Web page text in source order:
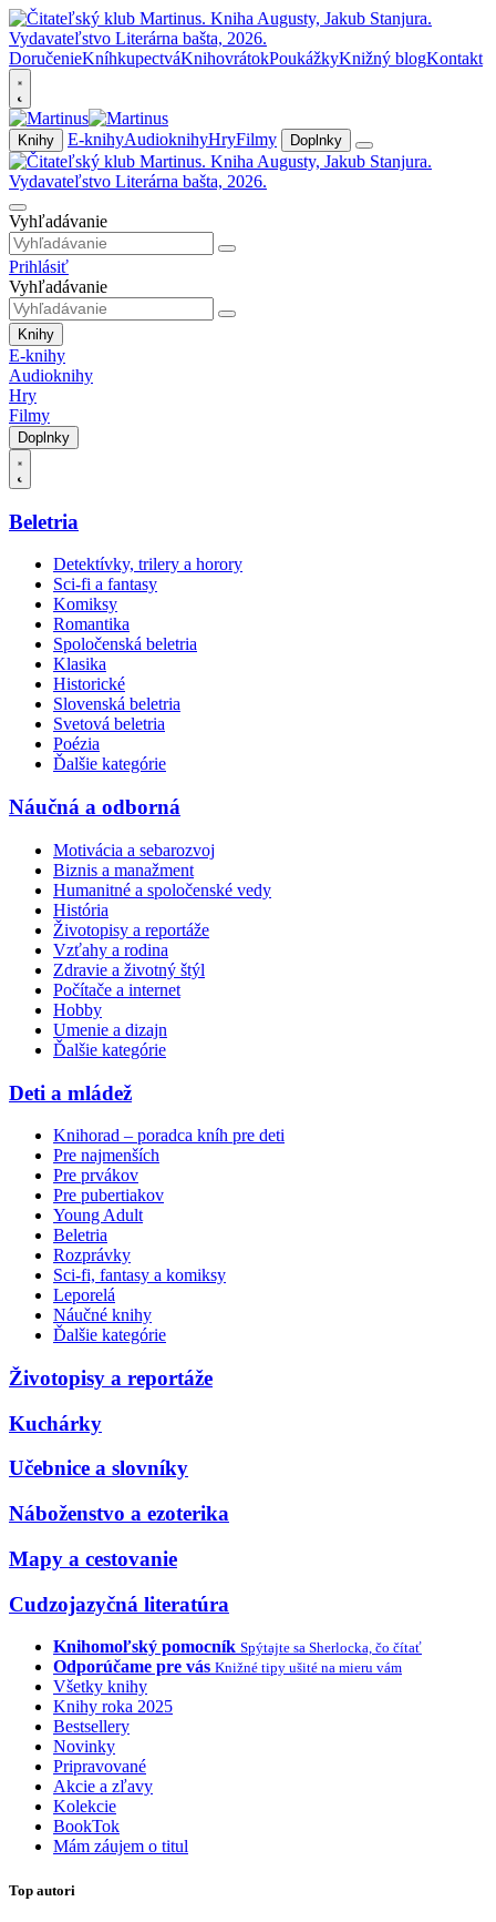
DoručenieKníhkupectváKnihovrátokPoukážkyKnižný blogKontakt
Knihy E-knihyAudioknihyHryFilmy Doplnky
Vyhľadávanie
Prihlásiť
Vyhľadávanie
Knihy
E-knihy
Audioknihy
Hry
Filmy
Doplnky
Beletria
Detektívky, trilery a horory
Sci-fi a fantasy
Komiksy
Romantika
Spoločenská beletria
Klasika
Historické
Slovenská beletria
Svetová beletria
Poézia
Ďalšie kategórie
Náučná a odborná
Motivácia a sebarozvoj
Biznis a manažment
Humanitné a spoločenské vedy
História
Životopisy a reportáže
Vzťahy a rodina
Zdravie a životný štýl
Počítače a internet
Hobby
Umenie a dizajn
Ďalšie kategórie
Deti a mládež
Knihorad – poradca kníh pre deti
Pre najmenších
Pre prvákov
Pre pubertiakov
Young Adult
Beletria
Rozprávky
Sci-fi, fantasy a komiksy
Leporelá
Náučné knihy
Ďalšie kategórie
Životopisy a reportáže
Kuchárky
Učebnice a slovníky
Náboženstvo a ezoterika
Mapy a cestovanie
Cudzojazyčná literatúra
Knihomoľský pomocník Spýtajte sa Sherlocka, čo čítať
Odporúčame pre vás Knižné tipy ušité na mieru vám
Všetky knihy
Knihy roka 2025
Bestsellery
Novinky
Pripravované
Akcie a zľavy
Kolekcie
BookTok
Mám záujem o titul
Top autori